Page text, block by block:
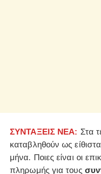
ΣΥΝΤΑΞΕΙΣ ΝΕΑ: Στα
καταβληθούν ως
μήνα. Ποιες είναι οι
πληρωμής για τους